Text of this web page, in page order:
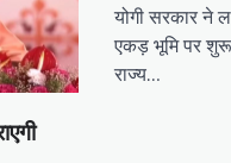
योगी सरकार ने
एकड़ भूमि पर शुरू
राज्य…